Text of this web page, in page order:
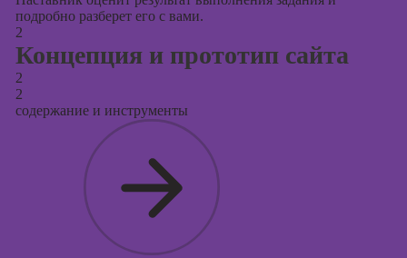
подробно разберет его с вами.
2
Концепция и прототип сайта
2
2
содержание и инструменты